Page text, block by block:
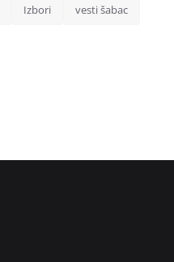
Izbori vesti šabac